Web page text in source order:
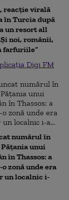
reacție virală
în Turcia după
un resort all
noi, românii,
farfuriile”
Digi FM
numărul în
Pățania unui
în Thassos: a
zonă unde era
un localnic i-